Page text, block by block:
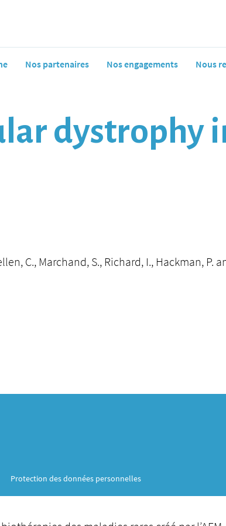
Nos partenaires Nos engagements Nous
dystrophy
C., Marchand, S., Richard, I., Hackman, P.
Protection des données personnelles